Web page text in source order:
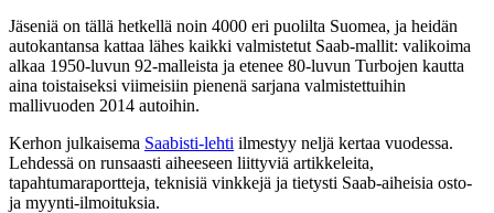
Jäseniä on tällä hetkellä noin 4000 eri puolilta Suomea, ja heidän
autokantansa kattaa lähes kaikki valmistetut Saab-mallit: valikoima
alkaa 1950-luvun 92-malleista ja etenee 80-luvun Turbojen kautta
aina toistaiseksi viimeisiin pienenä sarjana valmistettuihin
mallivuoden 2014 autoihin.
Kerhon julkaisema Saabisti-lehti ilmestyy neljä kertaa vuodessa.
Lehdessä on runsaasti aiheeseen liittyviä artikkeleita,
tapahtumaraportteja, teknisiä vinkkejä ja tietysti Saab-aiheisia osto-
ja myynti-ilmoituksia.